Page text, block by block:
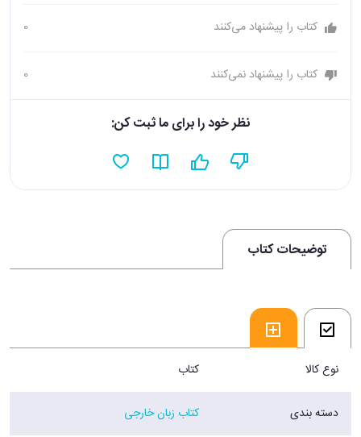
کتاب را پیشنهاد می‌کنند 0
کتاب را پیشنهاد نمی‌کنند 0
نظر خود را برای ما ثبت کن:
توضیحات کتاب
نوع کالا کتاب
دسته بندی کتاب زبان خارجی